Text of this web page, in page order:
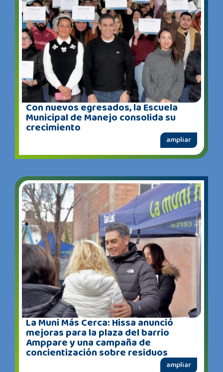
Con nuevos egresados, la Escuela
Municipal de Manejo consolida su
crecimiento
ampliar
La Muni Más Cerca: Hissa anunció
mejoras para la plaza del barrio
Amppare y una campaña de
concientización sobre residuos
ampliar